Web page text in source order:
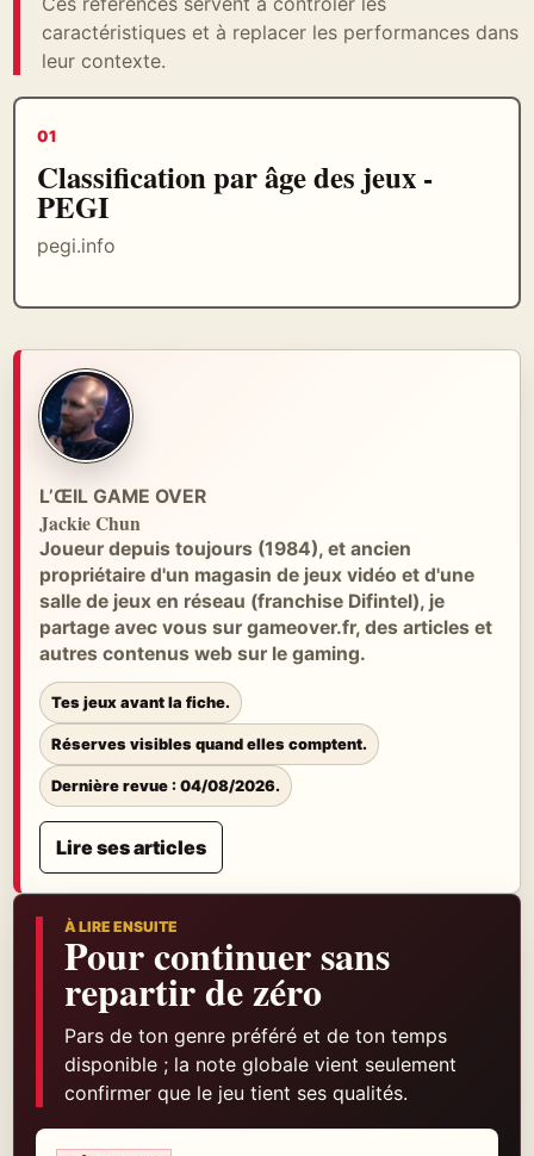
caractéristiques et à replacer les performances dans
leur contexte.
01
Classification par âge des jeux -
PEGI
pegi.info
L’ŒIL GAME OVER
Jackie Chun
Joueur depuis toujours (1984), et ancien
propriétaire d'un magasin de jeux vidéo et d'une
salle de jeux en réseau (franchise Difintel), je
partage avec vous sur gameover.fr, des articles et
autres contenus web sur le gaming.
Tes jeux avant la fiche.
Réserves visibles quand elles comptent.
Dernière revue : 04/08/2026.
Lire ses articles
À LIRE ENSUITE
Pour continuer sans
repartir de zéro
Pars de ton genre préféré et de ton temps
disponible ; la note globale vient seulement
confirmer que le jeu tient ses qualités.